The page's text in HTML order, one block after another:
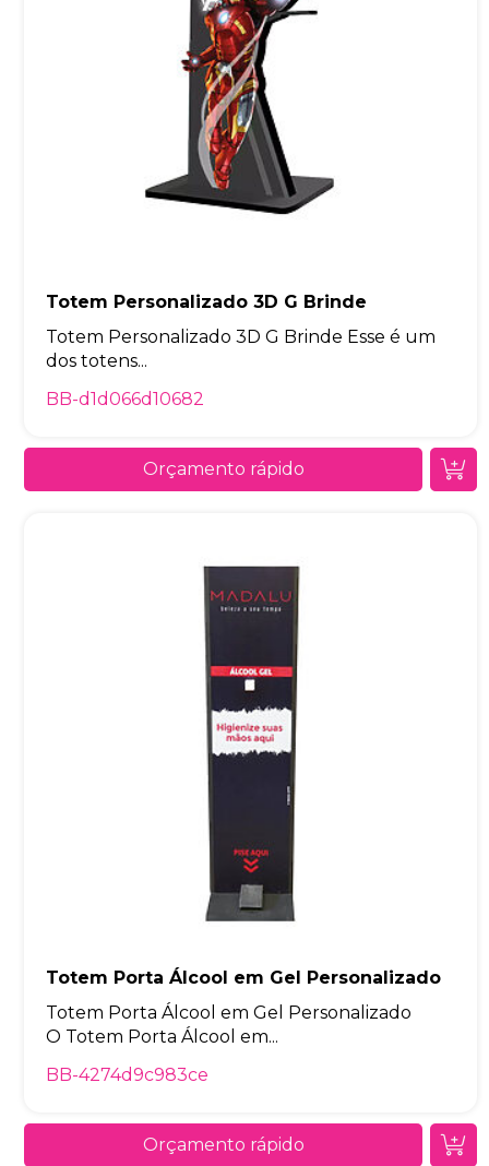
Totem Personalizado 3D G Brinde
Totem Personalizado 3D G Brinde Esse é um
dos totens...
BB-d1d066d10682
Orçamento rápido
Totem Porta Álcool em Gel Personalizado
Totem Porta Álcool em Gel Personalizado
O Totem Porta Álcool em...
BB-4274d9c983ce
Orçamento rápido